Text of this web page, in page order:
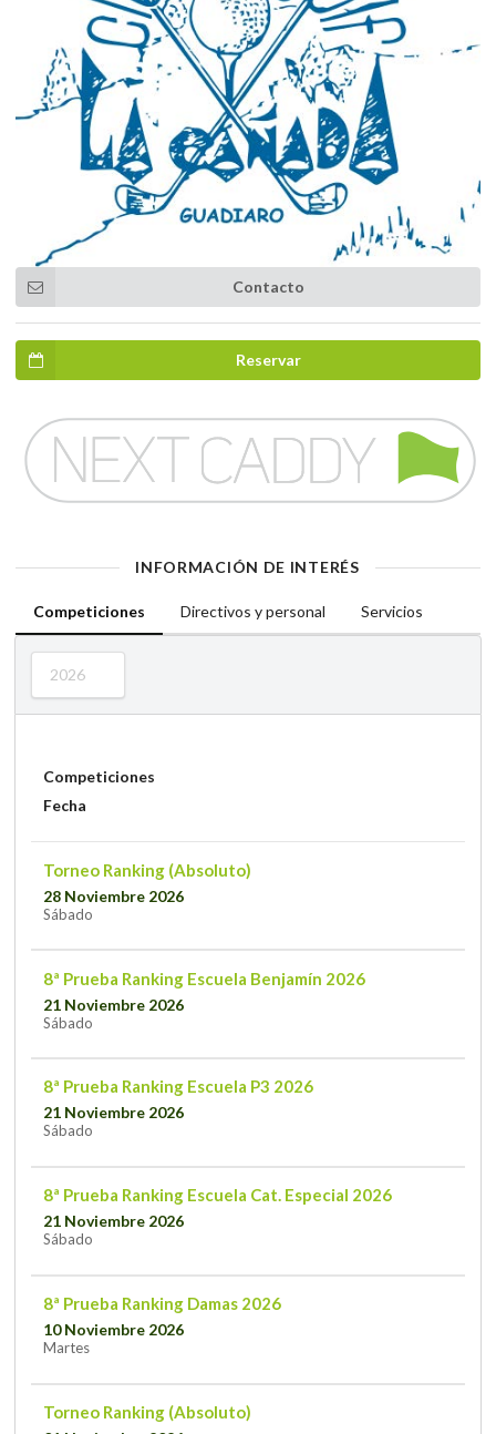
Contacto
Reservar
INFORMACIÓN DE INTERÉS
Competiciones Directivos y personal Servicios
2026
Competiciones
Fecha
Torneo Ranking (Absoluto)
28 Noviembre 2026
Sábado
8ª Prueba Ranking Escuela Benjamín 2026
21 Noviembre 2026
Sábado
8ª Prueba Ranking Escuela P3 2026
21 Noviembre 2026
Sábado
8ª Prueba Ranking Escuela Cat. Especial 2026
21 Noviembre 2026
Sábado
8ª Prueba Ranking Damas 2026
10 Noviembre 2026
Martes
Torneo Ranking (Absoluto)